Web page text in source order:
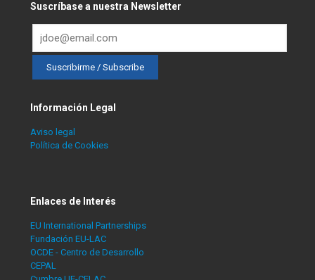
Suscríbase a nuestra Newsletter
Información Legal
Aviso legal
Política de Cookies
Enlaces de Interés
EU International Partnerships
Fundación EU-LAC
OCDE - Centro de Desarrollo
CEPAL